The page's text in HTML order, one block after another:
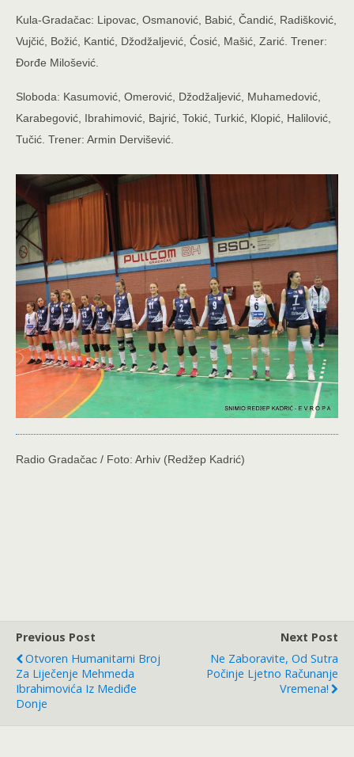
Kula-Gradačac: Lipovac, Osmanović, Babić, Čandić, Radišković,
Vujčić, Božić, Kantić, Džodžaljević, Ćosić, Mašić, Zarić. Trener:
Đorđe Milošević.
Sloboda: Kasumović, Omerović, Džodžaljević, Muhamedović,
Karabegović, Ibrahimović, Bajrić, Tokić, Turkić, Klopić, Halilović,
Tučić. Trener: Armin Dervišević.
Radio Gradačac / Foto: Arhiv (Redžep Kadrić)
Previous Post
Otvoren Humanitarni Broj
Za Liječenje Mehmeda
Ibrahimovića Iz Mediđe
Donje
Next Post
Ne Zaboravite, Od Sutra
Počinje Ljetno Računanje
Vremena!